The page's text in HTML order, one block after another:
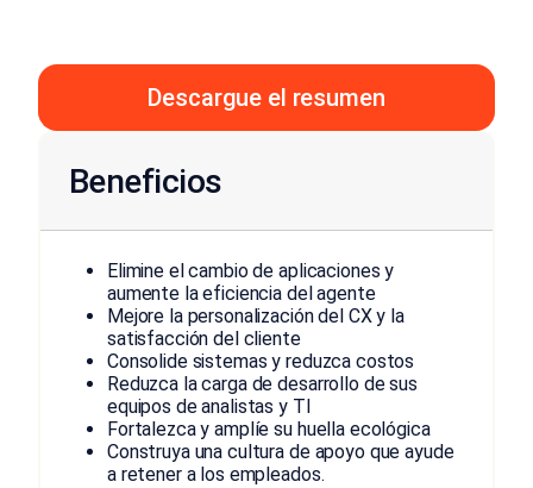
Descargue el resumen
Beneficios
Elimine el cambio de aplicaciones y
aumente la eficiencia del agente
Mejore la personalización del CX y la
satisfacción del cliente
Consolide sistemas y reduzca costos
Reduzca la carga de desarrollo de sus
equipos de analistas y TI
Fortalezca y amplíe su huella ecológica
Construya una cultura de apoyo que ayude
a retener a los empleados.